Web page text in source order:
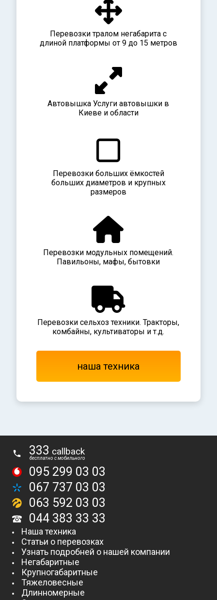
Перевозки тралом негабарита с
длиной платформы от 9 до 15 метров
Автовышка Услуги автовышки в
Киеве и области
Перевозки больших ёмкостей
больших диаметров и крупных
размеров
Перевозки модульных помещений.
Павильоны, мафы, бытовки
Перевозки сельхоз техники. Тракторы,
комбайны, культиваторы и т.д.
наша техника
333 callback
беcплатно с мобильного
095 299 03 03
067 737 03 03
063 592 03 03
044 383 33 33
Наша техника
Статьи о перевозках
Узнать подробней о нашей компании
Негабаритные
Крупногабаритные
Тяжеловесные
Длинномерные